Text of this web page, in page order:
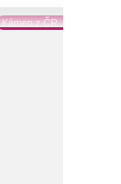
Kámen z ČR